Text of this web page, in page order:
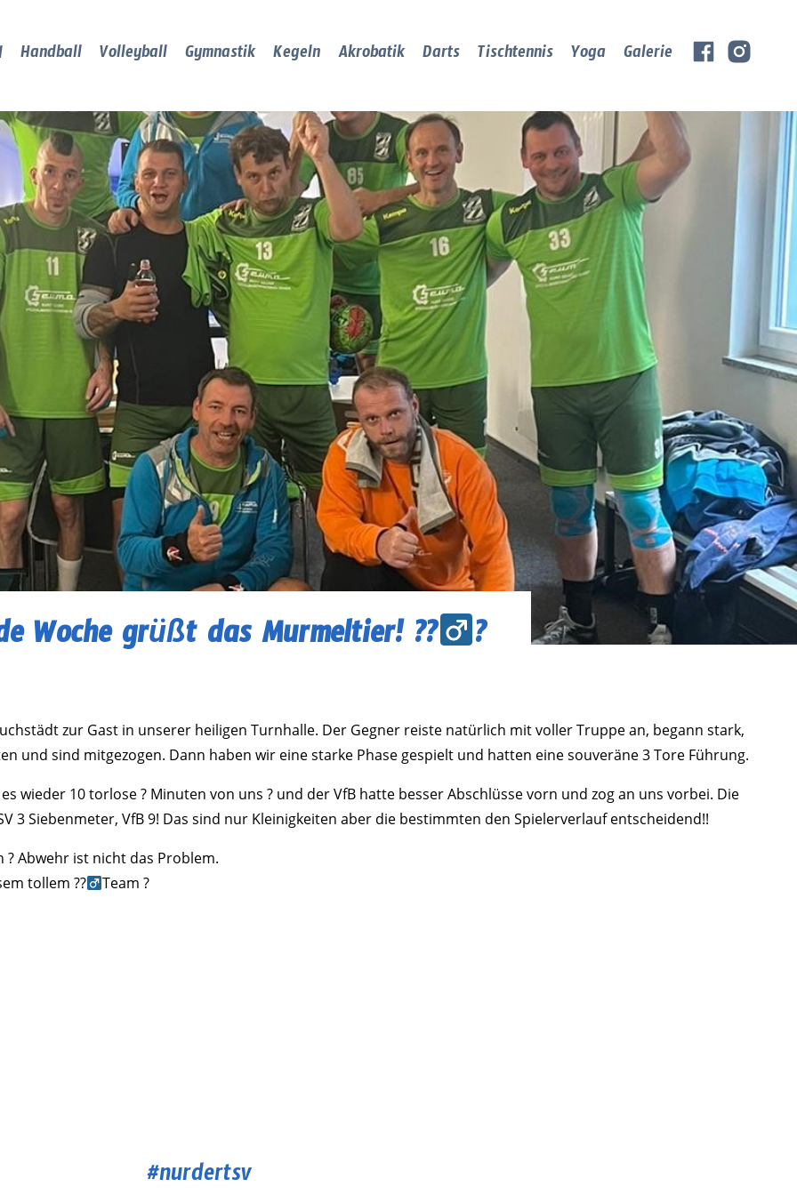
Handball Volleyball Gymnastik Kegeln Akrobatik Darts Tischtennis Yoga Galerie
Woche grüßt das Murmeltier! ??‍ ?
zur Gast in unserer heiligen Turnhalle. Der Gegner reiste natürlich mit voller Truppe an, begann stark,
und sind mitgezogen. Dann haben wir eine starke Phase gespielt und hatten eine souveräne 3 Tore Führung.
wieder 10 torlose ? Minuten von uns ? und der VfB hatte besser Abschlüsse vorn und zog an uns vorbei. Die
3 Siebenmeter, VfB 9! Das sind nur Kleinigkeiten aber die bestimmten den Spielerverlauf entscheidend!!
Abwehr ist nicht das Problem.
tollem ??‍
Team ?
#nurdertsv